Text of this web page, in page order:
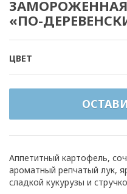
«ПО-
ЦВЕТ
Аппетитный картофель,
ароматный репчатый лук,
сладкой кукурузы и